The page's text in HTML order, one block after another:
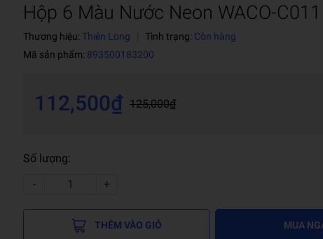
Hộp 6 Màu Nước Neon WACO-C011
Thương hiệu: Thiên Long Tình trạng: Còn hàng
Mã sản phẩm: 893500183200
112,500₫ 125,000₫
Số lượng:
-
+
THÊM VÀO GIỎ MUA